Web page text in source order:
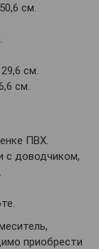
см.
см.
см.
ПВХ.
с доводчиком,
приобрести